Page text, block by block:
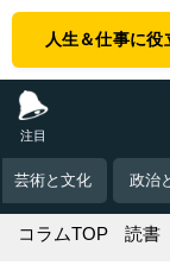
人生＆仕事に
注目
芸術と文化 政治
コラムTOP 読書